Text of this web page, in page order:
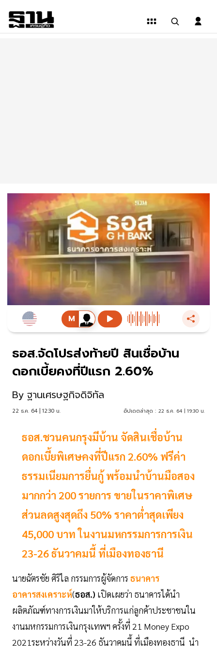
ธอส.จัดโปรส่งท้ายปี สินเชื่อบ้าน
ดอกเบี้ยคงที่ปีแรก 2.60%
By ฐานเศรษฐกิจดิจิทัล
22 ธ.ค. 64 | 12:30 น. อัปเดตล่าสุด : 22 ธ.ค. 64 | 19:30 น.
ธอส.ชวนคนกรุงมีบ้าน จัดสินเชื่อบ้าน
ดอกเบี้ยพิเศษคงที่ปีแรก 2.60% ฟรีค่า
ธรรมเนียมการยื่นกู้ พร้อมนำบ้านมือสอง
มากกว่า 200 รายการ ขายในราคาพิเศษ
ส่วนลดสูงสุดถึง 50% ราคาต่ำสุดเพียง
45,000 บาท ในงานมหกรรมการการเงิน
23-26 ธันวาคมนี้ ที่เมืองทองธานี
นายฉัตรชัย ศิริไล กรรมการผู้จัดการ ธนาคาร
อาคารสงเคราะห์(ธอส.) เปิดเผยว่า ธนาคารได้นำ
ผลิตภัณฑ์ทางการเงินมาให้บริการแก่ลูกค้าประชาชนใน
งานมหกรรมการเงินกรุงเทพฯ ครั้งที่ 21 Money Expo
2021ระหว่างวันที่ 23-26 ธันวาคมนี้ ที่เมืองทองธานี นำ